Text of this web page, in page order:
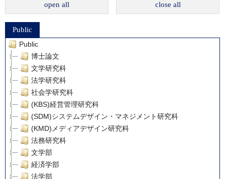
open all close all
Public
Public
博士論文
文学研究科
法学研究科
社会学研究科
(KBS)経営管理研究科
(SDM)システムデザイン・マネジメント研究科
(KMD)メディアデザイン研究科
法務研究科
文学部
経済学部
法学部